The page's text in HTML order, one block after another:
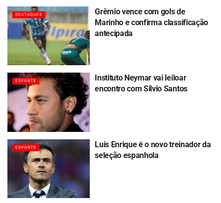
DESTAQUES
Grêmio vence com gols de
Marinho e confirma classificação
antecipada
ESPORTE
Instituto Neymar vai leiloar
encontro com Silvio Santos
ESPORTE
Luis Enrique é o novo treinador da
seleção espanhola